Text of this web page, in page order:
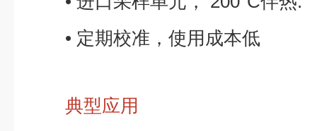
• 定期校准，使用成本低
典型应用